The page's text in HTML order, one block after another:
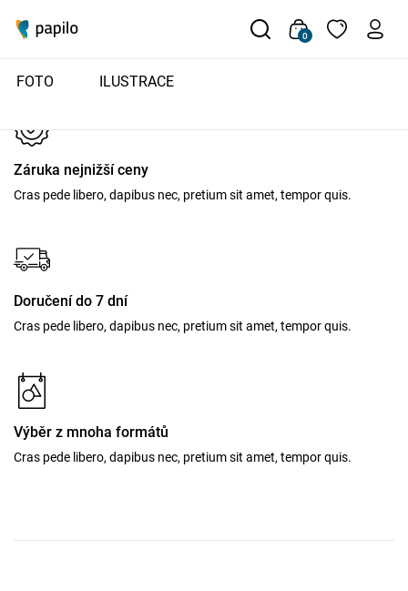
0
FOTO ILUSTRACE
Záruka nejnižší ceny
Cras pede libero, dapibus nec, pretium sit amet, tempor quis.
Doručení do 7 dní
Cras pede libero, dapibus nec, pretium sit amet, tempor quis.
Výběr z mnoha formátů
Cras pede libero, dapibus nec, pretium sit amet, tempor quis.